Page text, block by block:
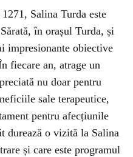
Salina Turda este
în orașul Turda, și
impresionante obiective
fiecare an, atrage un
nu doar pentru
sale terapeutice,
pentru afecțiunile
durează o vizită la Salina
și care este programul